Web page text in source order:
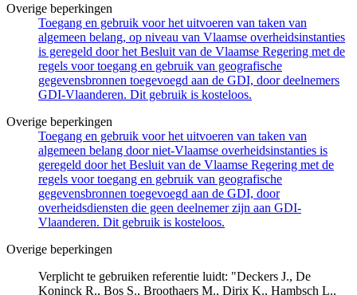
Overige beperkingen
Toegang en gebruik voor het uitvoeren van taken van
algemeen belang, op niveau van Vlaamse overheidsinstanties
is geregeld door het Besluit van de Vlaamse Regering met de
regels voor toegang en gebruik van geografische
gegevensbronnen toegevoegd aan de GDI, door deelnemers
GDI-Vlaanderen. Dit gebruik is kosteloos.
Overige beperkingen
Toegang en gebruik voor het uitvoeren van taken van
algemeen belang door niet-Vlaamse overheidsinstanties is
geregeld door het Besluit van de Vlaamse Regering met de
regels voor toegang en gebruik van geografische
gegevensbronnen toegevoegd aan de GDI, door
overheidsdiensten die geen deelnemer zijn aan GDI-
Vlaanderen. Dit gebruik is kosteloos.
Overige beperkingen
Verplicht te gebruiken referentie luidt: "Deckers J., De
Koninck R., Bos S., Broothaers M., Dirix K., Hambsch L.,